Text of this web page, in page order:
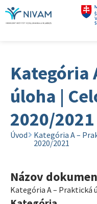
Kategória
úloha |
2020/2021
Úvod
Kategória A –
2020/2021
Názov
Kategória A – Praktická